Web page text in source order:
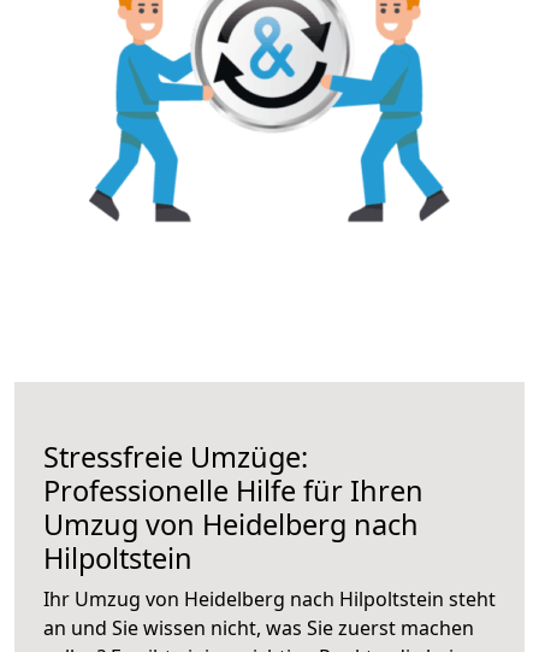
Stressfreie Umzüge:
Professionelle Hilfe für Ihren
Umzug von Heidelberg nach
Hilpoltstein
Ihr Umzug von Heidelberg nach Hilpoltstein steht
an und Sie wissen nicht, was Sie zuerst machen